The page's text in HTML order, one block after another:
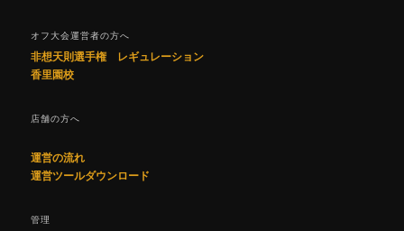
オフ大会運営者の方へ
非想天則選手権 レギュレーション
香里園校
店舗の方へ
運営の流れ
運営ツールダウンロード
管理